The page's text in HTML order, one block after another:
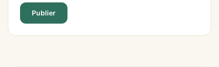
Publier